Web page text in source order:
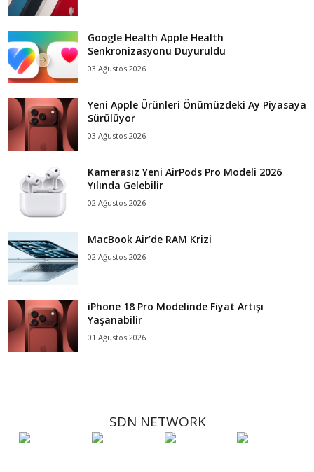
Google Health Apple Health
Senkronizasyonu Duyuruldu
03 Ağustos 2026
Yeni Apple Ürünleri Önümüzdeki Ay Piyasaya
Sürülüyor
03 Ağustos 2026
Kamerasız Yeni AirPods Pro Modeli 2026
Yılında Gelebilir
02 Ağustos 2026
MacBook Air’de RAM Krizi
02 Ağustos 2026
iPhone 18 Pro Modelinde Fiyat Artışı
Yaşanabilir
01 Ağustos 2026
SDN NETWORK